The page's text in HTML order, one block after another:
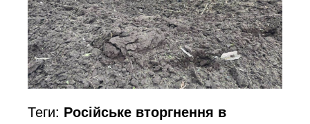
Теги: Російське вторгнення в